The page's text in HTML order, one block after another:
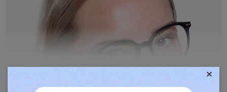
TOVÁBBIAK MEGJELENÍTÉSE ×